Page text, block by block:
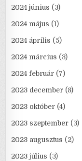
2024 június (3)
2024 május (1)
2024 április (5)
2024 március (3)
2024 február (7)
2023 december (8)
2023 október (4)
2023 szeptember (3)
2023 augusztus (2)
2023 július (3)